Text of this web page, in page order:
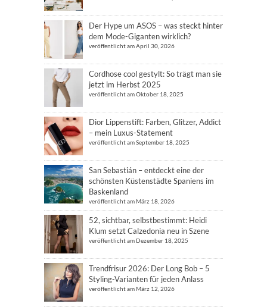
Der Hype um ASOS – was steckt hinter
dem Mode-Giganten wirklich?
veröffentlicht am April 30, 2026
Cordhose cool gestylt: So trägt man sie
jetzt im Herbst 2025
veröffentlicht am Oktober 18, 2025
Dior Lippenstift: Farben, Glitzer, Addict
– mein Luxus-Statement
veröffentlicht am September 18, 2025
San Sebastián – entdeckt eine der
schönsten Küstenstädte Spaniens im
Baskenland
veröffentlicht am März 18, 2026
52, sichtbar, selbstbestimmt: Heidi
Klum setzt Calzedonia neu in Szene
veröffentlicht am Dezember 18, 2025
Trendfrisur 2026: Der Long Bob – 5
Styling-Varianten für jeden Anlass
veröffentlicht am März 12, 2026